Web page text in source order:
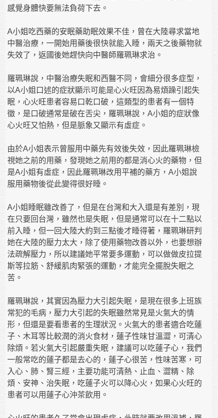
感覺身體快要無法負荷下去。
A小姐吃西藥的安眠藥助眠效果不佳，曾在大陸尋求當地
中醫治療，一開始用藥後很快就能入睡，兩天之後藥物就
失效了，返國後她趕快向中醫師羅珮琳求治。
羅珮琳說，中醫治療失眠和西醫不同，會細分很多症型，
以A小姐口述的症狀顯示可能是心火旺因為易煩躁引起失
眠，心火旺患者容易口乾口破，這類型的患者有一個特
徵，是口破通常是破在舌尖，羅珮琳說，A小姐的症狀像
心火旺又怕熱，但是脈象又顯示有虛症。
由於A小姐表示曾服用中藥先有效後失效，因此羅珮琳檢
視她之前的用藥，發現她之前用的都是消心火的藥物，但
是A小姐有虛症，因此羅珮琳改用平補的藥方，A小姐說
服用藥物後從此變得很好睡。
A小姐睡眠雖改善了，但是在台灣和大入還是有差別，現
在只要回台灣，雖然也是失眠，但是通常可以在十二點以
前入睡，但一回大陸大約到三點後才睡得著，羅珮琳研判
她在大陸的壓力太大，除了使用藥物改善以外，也要想辦
法疏解壓力，所以建議她平常要多運動，可以做做皮拉提
斯等拉筋、舒緩肌肉緊張的運動，才能完全擺脫失眠之
苦。
羅珮琳說，其實因為壓力大引起失眠，是現在很多上班族
常犯的毛病，壓力大引起的失眠雖然常見是火氣大的情
形，但還是要看患者的生理狀況。火氣大的患者適合吃蓮
子、木耳等比較潤的消火食材，蓮子性味甘溫澀，可清心
除煩。若火氣大引起嚴重失眠，建議可以吃蓮子心，我們
一般常吃的蓮子都是去心的，蓮子心很苦，性味苦寒，可
入心、肺、腎三經，主要功能可清熱、止血、澀精、除
煩、安神、治失眠，吃蓮子火可以降心火，如果心火旺的
患者可以用蓮子心沖茶飲用。